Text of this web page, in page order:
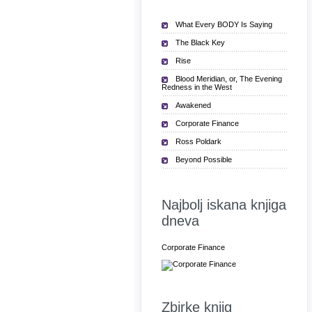
What Every BODY Is Saying
The Black Key
Rise
Blood Meridian, or, The Evening
Redness in the West
Awakened
Corporate Finance
Ross Poldark
Beyond Possible
Najbolj iskana knjiga
dneva
Corporate Finance
Zbirke knjig